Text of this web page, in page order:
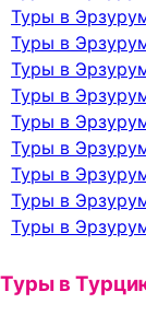
Туры в
Туры в
Туры в
Туры в
Туры в
Туры в
Туры в
Туры в
Туры в
Туры в